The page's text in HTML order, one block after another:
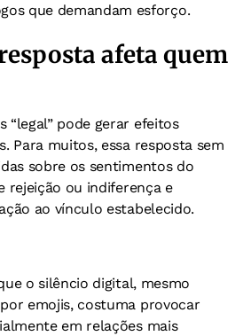
que demandam esforço.
afeta quem
“legal” pode gerar efeitos
Para muitos, essa resposta sem
sobre os sentimentos do
rejeição ou indiferença e
ao vínculo estabelecido.
o silêncio digital, mesmo
emojis, costuma provocar
em relações mais